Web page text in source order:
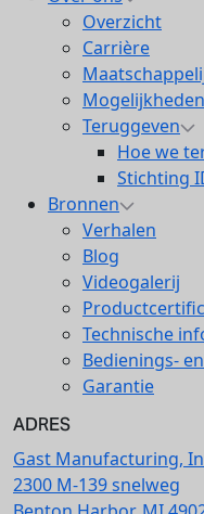
Overzicht
Carrière
Mogelijkheden
Teruggeven
Hoe we
Stichting
Bronnen
Verhalen
Blog
Videogalerij
Technische
Bedienings-
Garantie
ADRES
Gast Manufacturing,
2300 M-139 snelweg